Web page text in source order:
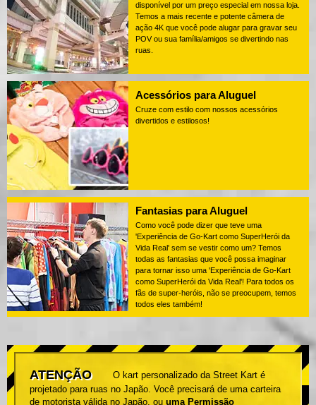
disponível por um preço especial em nossa loja.
Temos a mais recente e potente câmera de
ação 4K que você pode alugar para gravar seu
POV ou sua família/amigos se divertindo nas
ruas.
Acessórios para Aluguel
Cruze com estilo com nossos acessórios
divertidos e estilosos!
Fantasias para Aluguel
Como você pode dizer que teve uma
'Experiência de Go-Kart como SuperHerói da
Vida Real' sem se vestir como um? Temos
todas as fantasias que você possa imaginar
para tornar isso uma 'Experiência de Go-Kart
como SuperHerói da Vida Real'! Para todos os
fãs de super-heróis, não se preocupem, temos
todos eles também!
ATENÇÃO
O kart personalizado da Street Kart é
projetado para ruas no Japão. Você precisará de uma carteira
de motorista válida no Japão, ou uma Permissão